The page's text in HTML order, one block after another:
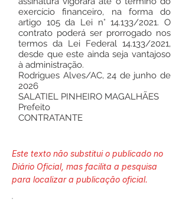
exercício financeiro, na forma do
artigo 105 da Lei n° 14.133/2021. O
contrato poderá ser prorrogado nos
termos da Lei Federal 14.133/2021,
desde que este ainda seja vantajoso
à administração.
Rodrigues Alves/AC, 24 de junho de
2026
SALATIEL PINHEIRO MAGALHÃES
Prefeito
CONTRATANTE
Este texto não substitui o publicado no
Diário Oficial, mas facilita a pesquisa
para localizar a publicação oficial.